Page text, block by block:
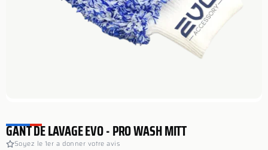
GANT DE LAVAGE EVO - PRO WASH MITT
Soyez le 1er a donner votre avis